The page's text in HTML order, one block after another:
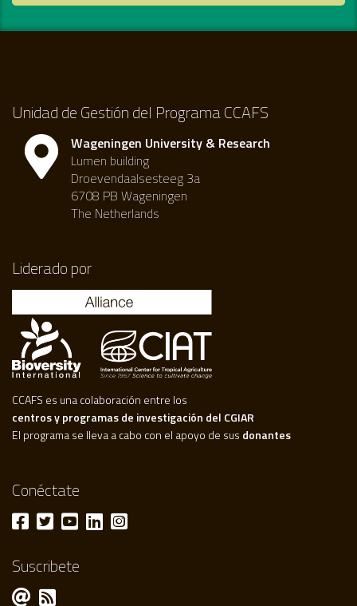
Unidad de Gestión del Programa CCAFS
Wageningen University & Research
Lumen building
Droevendaalsesteeg 3a
6708 PB Wageningen
The Netherlands
Liderado por
CCAFS es una colaboración entre los
centros y programas de investigación del CGIAR
El programa se lleva a cabo con el apoyo de sus donantes
Conéctate
Suscribete